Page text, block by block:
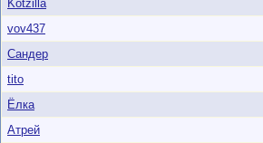
Kotzilla
vov437
Сандер
tito
Ёлка
Атрей